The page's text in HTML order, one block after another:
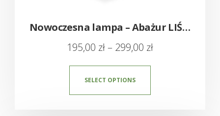
Nowoczesna lampa – Abażur LIŚCIE
195,00 zł– 299,00 zł
SELECT OPTIONS